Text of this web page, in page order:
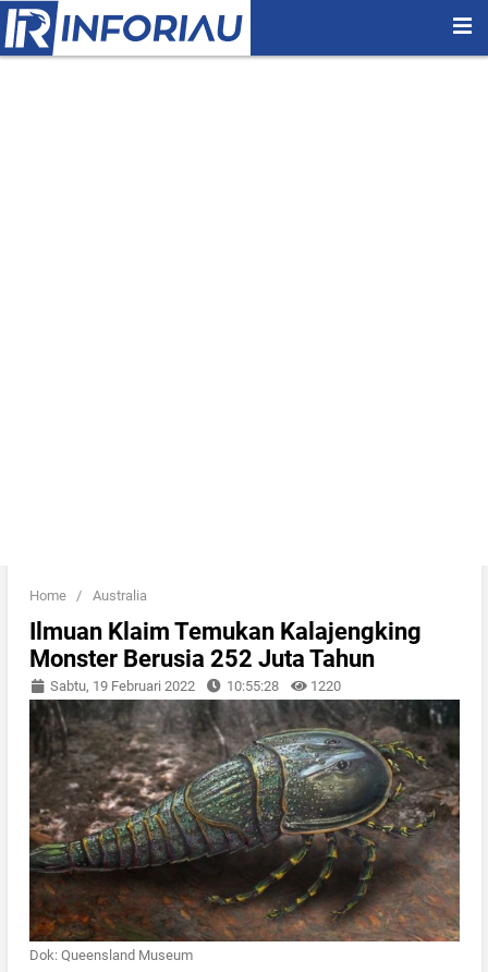
Home / Australia
Ilmuan Klaim Temukan Kalajengking
Monster Berusia 252 Juta Tahun
Sabtu, 19 Februari 2022 10:55:28 1220
Dok: Queensland Museum